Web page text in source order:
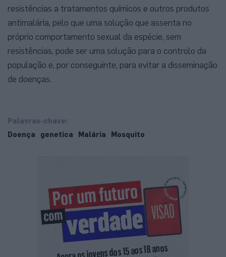
resistências a tratamentos químicos e outros produtos
antimalária, pelo que uma solução que assenta no
próprio comportamento sexual da espécie, sem
resistências, pode ser uma solução para o controlo da
população e, por conseguinte, para evitar a disseminação
de doenças.
Palavras-chave:
Doença
genetica Malária Mosquito